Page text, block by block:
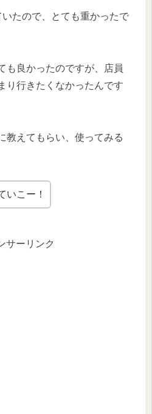
たので、とても重かったで
も良かったのですが、店員
り行きたくなかったんです
教えてもらい、使ってみる
いこー！
サーリンク